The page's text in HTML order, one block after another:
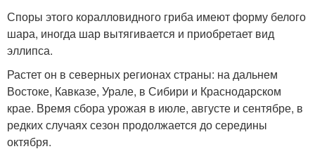
Споры этого коралловидного гриба имеют форму белого
шара, иногда шар вытягивается и приобретает вид
эллипса.
Растет он в северных регионах страны: на дальнем
Востоке, Кавказе, Урале, в Сибири и Краснодарском
крае. Время сбора урожая в июле, августе и сентябре, в
редких случаях сезон продолжается до середины
октября.